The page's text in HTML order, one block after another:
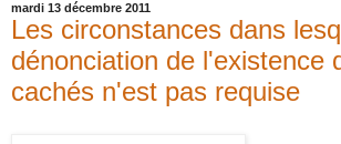
mardi 13 décembre 2011
Les circonstances dans
dénonciation de l'existence
cachés n'est pas requise